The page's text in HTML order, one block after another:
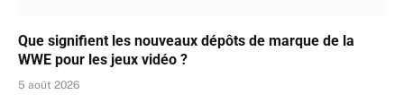
Que signifient les nouveaux dépôts de marque de la
WWE pour les jeux vidéo ?
5 août 2026